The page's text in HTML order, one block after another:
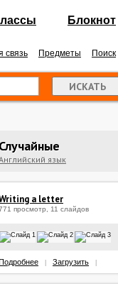
Блокнот
связь Предметы Поиск
Случайные
язык
a letter
просмотр, 11 слайдов
Загрузить